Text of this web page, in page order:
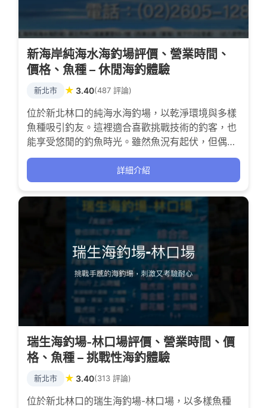
新海岸純海水海釣場評價、營業時間、
價格、魚種 – 休閒海釣體驗
新北市 ★ 3.40(487 評論)
位於新北林口的純海水海釣場，以乾淨環境與多樣
魚種吸引釣友。這裡適合喜歡挑戰技術的釣客，也
能享受悠閒的釣魚時光。雖然魚況有起伏，但偶爾
爆護的成就感與親切的釣場氛圍，讓不少釣友願意
詳細介紹
瑞生海釣場-林口場評價、營業時間、價
格、魚種 – 挑戰性海釣體驗
新北市 ★ 3.40(313 評論)
位於新北林口的瑞生海釣場-林口場，以多樣魚種